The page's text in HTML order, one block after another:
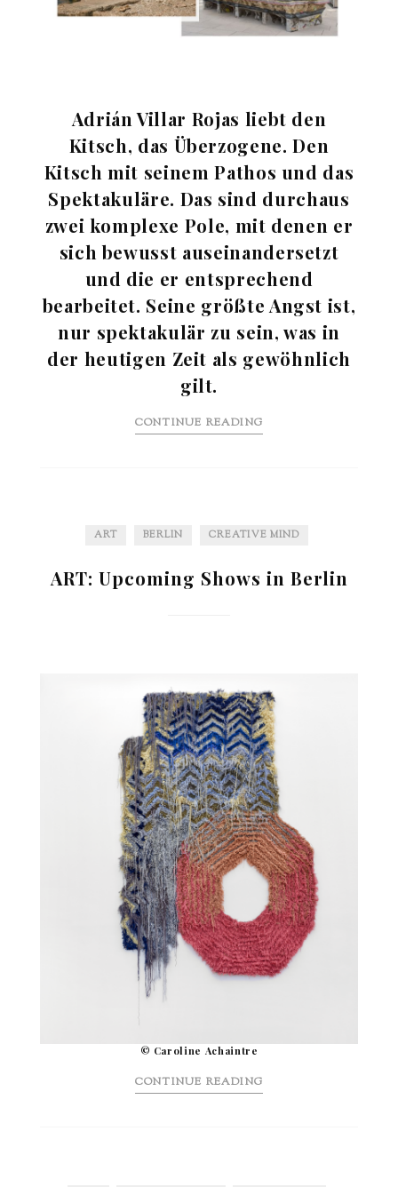
Adrián Villar Rojas liebt den
Kitsch, das Überzogene. Den
Kitsch mit seinem Pathos und das
Spektakuläre. Das sind durchaus
zwei komplexe Pole, mit denen er
sich bewusst auseinandersetzt
und die er entsprechend
bearbeitet. Seine größte Angst ist,
nur spektakulär zu sein, was in
der heutigen Zeit als gewöhnlich
gilt.
CONTINUE READING
ART BERLIN CREATIVE MIND
ART: Upcoming Shows in Berlin
© Caroline Achaintre
CONTINUE READING